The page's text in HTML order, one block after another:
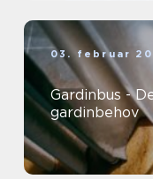
03. februar
Gardinbus -
gardinbehov